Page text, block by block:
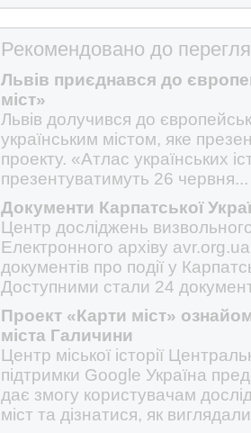
Рекомендовано до
Львів приєднався до
міст»
Львів долучився до
українським містом, яке
проекту. «Атлас українських
презентуватимуть 26 червня...
Документи Карпатської
Центр досліджень
Електронного архіву
документів про події у
Доступними стали 24
Проект «Карти міст»
міста Галичини
Центр міської історії
підтримки Google Україна
дає змогу користувачам
міст та дізнатися, як